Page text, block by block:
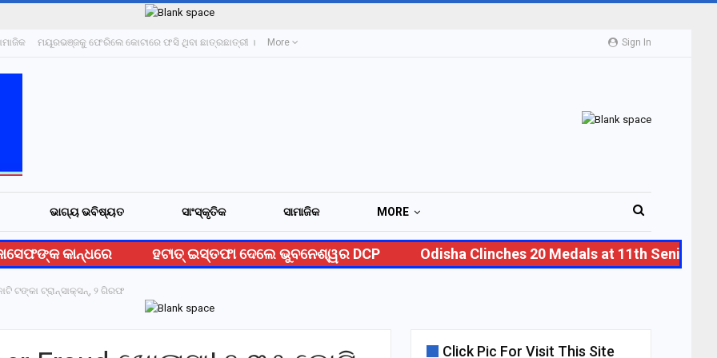
Sign In
ମୟୂରଭଞ୍ଜକୁ ଫେରିଲେ କୋଟାରେ ଫସି ଥିବା ଛାତ୍ରଛାତ୍ରୀ । More
ଭାଗ୍ୟ ଭବିଷ୍ୟତ ସାଂସ୍କୃତିକ ସାମାଜିକ MORE
କାନ୍ଧରେ ହଟାତ୍ ଇସ୍ତଫା ଦେଲେ ଭୁବନେଶ୍ୱର DCP Odisha Clinches 20 Medals at 11th Senior
ଟଙ୍କା ଟ୍ରାନ୍ସାକ୍ସନ୍, ୨ ଗିରଫ
Click Pic For Visit This Site